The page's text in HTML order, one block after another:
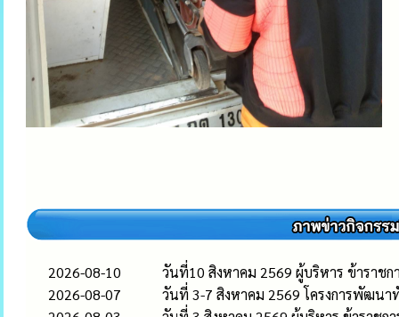
2026-08-10
วันที่10 สิงหาคม 2569 ผู้บริหาร ข้าราช
2026-08-07
วันที่ 3-7 สิงหาคม 2569 โครงการพัฒนา